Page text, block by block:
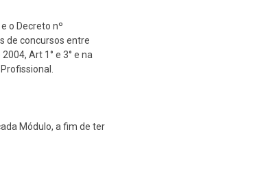
o Decreto nº
de concursos entre
Art 1° e 3° e na
Módulo, a fim de ter